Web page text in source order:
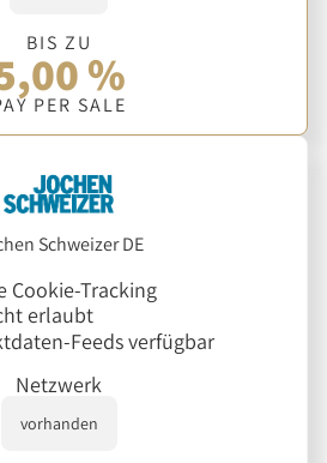
BIS ZU
%
PER SALE
Schweizer DE
Cookie-Tracking
erlaubt
Feeds verfügbar
Netzwerk
vorhanden